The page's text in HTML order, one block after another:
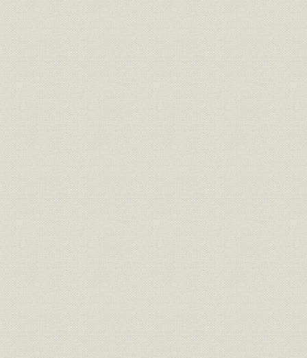
4 電源開発、動力利用分野事業へ進出
5 自社技術確立の時代へ
6 独自技術の開発と製品
4 個人経営から株式会社へ 大正5年(1916)~7年(1918)
1 重宗芳水、不治の病に
2 株式会社明電舎の誕生
3 芳水逝去、2代社長に重宗たけ就任
第2章 重電機会社としての発展と戦時体制下の経営 大正7年(1918)2
(1945)8月
1 新技術、新製品の開発と経営基盤の充実 大正7年(1918)~15年
1 電機産業界の発展
2 収益拡大下の生産
3 収益の拡大とその有効活用
4 記録品と新製品